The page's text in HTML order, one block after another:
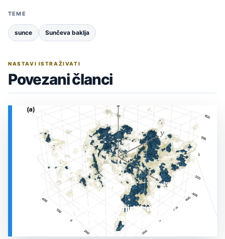
TEME
sunce Sunčeva baklja
NASTAVI ISTRAŽIVATI
Povezani članci
Prostor oko Sunca nije miran: nova 3D karta
otkrila plin koji stalno mijenja stanje